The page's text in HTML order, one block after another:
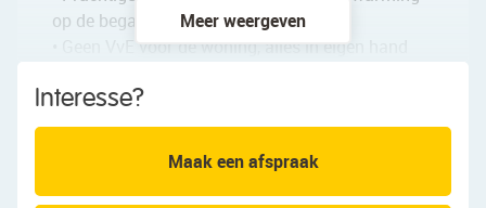
op de begane grond
• Geen VvE voor de woning, alles in eigen hand
• Ruim en zeer compleet gezinshuis met 3 maar
mogelijkheid tot 5 slaapkamers
• Badkamer met o.a. een ligbad
• Ruime garage in de kelderruimte met afgesloten
grote bergruimte
Meer weergeven
Interesse?
Maak een afspraak